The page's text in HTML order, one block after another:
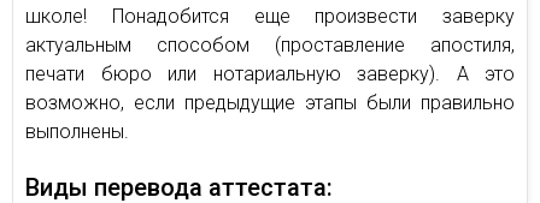
школе! Понадобится еще произвести заверку
актуальным способом (проставление апостиля,
печати бюро или нотариальную заверку). А это
возможно, если предыдущие этапы были правильно
выполнены.
Виды перевода аттестата: